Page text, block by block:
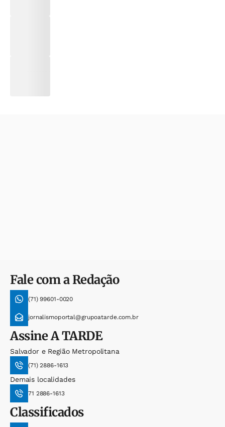
Fale com a Redação
(71) 99601-0020
jornalismoportal@grupoatarde.com.br
AssineA TARDE
Salvador e Região Metropolitana
(71) 2886-1613
Demais localidades
71 2886-1613
Classificados